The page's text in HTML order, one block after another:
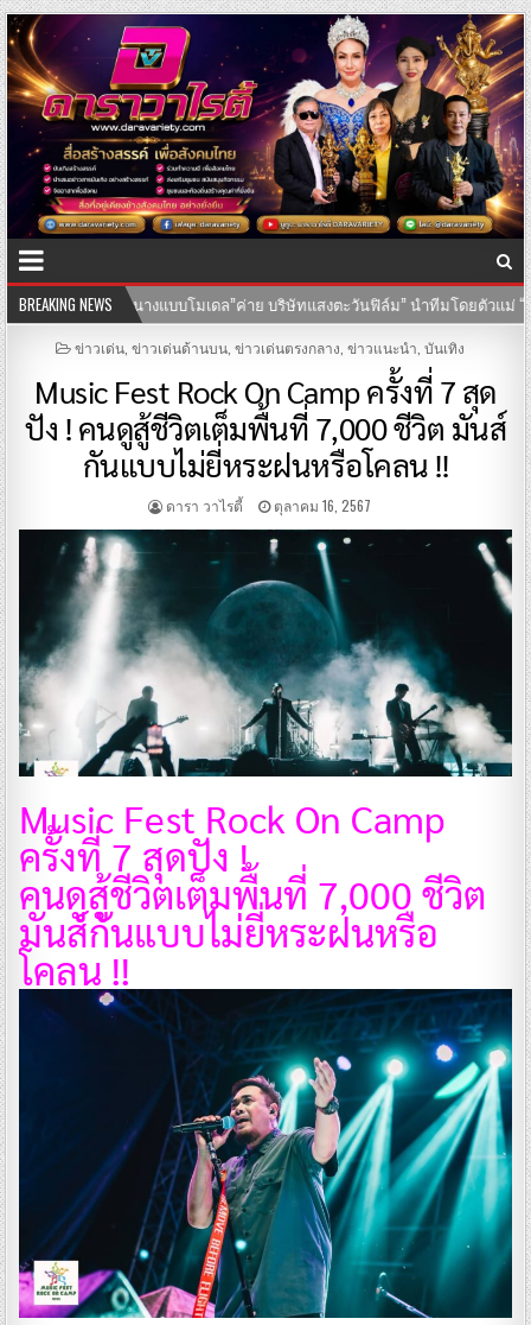
BREAKING NEWS
กำกับการแสดง 25-07-2569 เปิดประวัติ “เค้ก กีรติรัฐ” สาวสวยคร
POSTED
ข่าวเด่น, ข่าวเด่นด้านบน, ข่าวเด่นตรงกลาง ข่าวแนะนำ บันเทิง
Music Fest Rock On Camp ครั้งที่ 7 สุด
ปัง ! คนดูสู้ชีวิตเต็มพื้นที่ 7,000 ชีวิต มันส์
กันแบบไม่ยี่หระฝนหรือโคลน !!
ดารา วาไรตี้ ตุลาคม 16, 2567
Music Fest Rock On Camp
ครั้งที่ 7 สุดปัง !
คนดูสู้ชีวิตเต็มพื้นที่ 7,000 ชีวิต
มันส์กันแบบไม่ยี่หระฝนหรือ
โคลน !!